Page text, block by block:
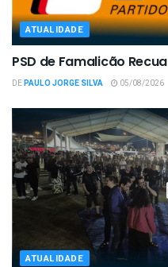
ATUALIDADE
PSD de Famalicão Recua
DEPAULO JORGE SILVA 05/08/2026
ATUALIDADE